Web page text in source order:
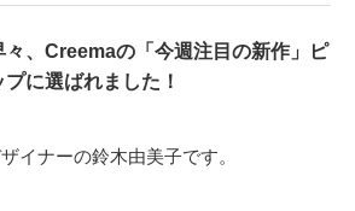
々、Creemaの「今週注目の新作」ピ
プに選ばれました！
イナーの鈴木由美子です。